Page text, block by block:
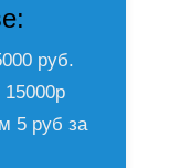
руб.
15000р
5 руб за